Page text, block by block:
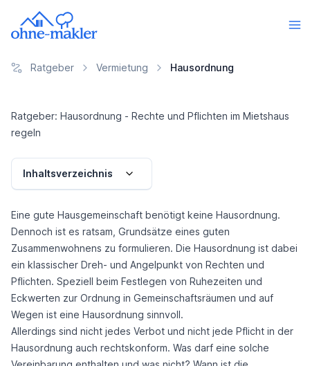
Ratgeber Vermietung Hausordnung
Ratgeber: Hausordnung - Rechte und Pflichten im Mietshaus
regeln
Inhaltsverzeichnis
Eine gute Hausgemeinschaft benötigt keine Hausordnung.
Dennoch ist es ratsam, Grundsätze eines guten
Zusammenwohnens zu formulieren. Die Hausordnung ist dabei
ein klassischer Dreh- und Angelpunkt von Rechten und
Pflichten. Speziell beim Festlegen von Ruhezeiten und
Eckwerten zur Ordnung in Gemeinschaftsräumen und auf
Wegen ist eine Hausordnung sinnvoll.
Allerdings sind nicht jedes Verbot und nicht jede Pflicht in der
Hausordnung auch rechtskonform. Was darf eine solche